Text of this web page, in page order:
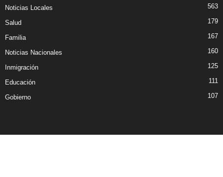
Noticias Locales 563
Salud 179
Familia 167
Noticias Nacionales 160
Inmigración 125
Educación 111
Gobierno 107